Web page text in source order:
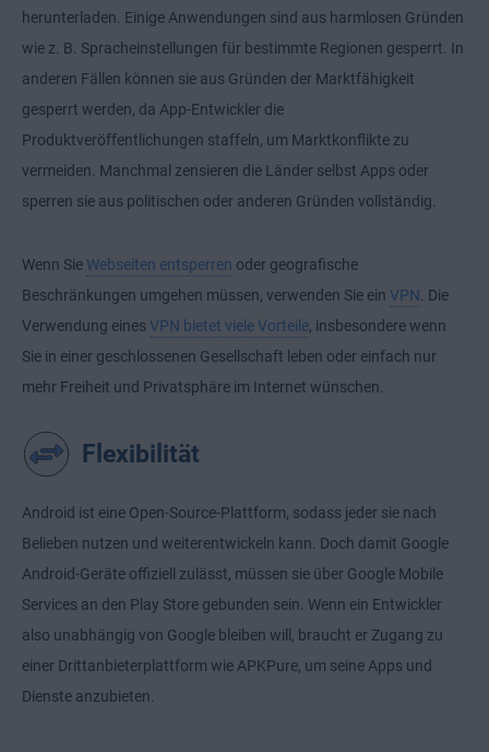
herunterladen. Einige Anwendungen sind aus harmlosen Gründen
wie z. B. Spracheinstellungen für bestimmte Regionen gesperrt. In
anderen Fällen können sie aus Gründen der Marktfähigkeit
gesperrt werden, da App-Entwickler die
Produktveröffentlichungen staffeln, um Marktkonflikte zu
vermeiden. Manchmal zensieren die Länder selbst Apps oder
sperren sie aus politischen oder anderen Gründen vollständig.
Wenn Sie Webseiten entsperren oder geografische
Beschränkungen umgehen müssen, verwenden Sie ein VPN. Die
Verwendung eines VPN bietet viele Vorteile, insbesondere wenn
Sie in einer geschlossenen Gesellschaft leben oder einfach nur
mehr Freiheit und Privatsphäre im Internet wünschen.
Flexibilität
Android ist eine Open-Source-Plattform, sodass jeder sie nach
Belieben nutzen und weiterentwickeln kann. Doch damit Google
Android-Geräte offiziell zulässt, müssen sie über Google Mobile
Services an den Play Store gebunden sein. Wenn ein Entwickler
also unabhängig von Google bleiben will, braucht er Zugang zu
einer Drittanbieterplattform wie APKPure, um seine Apps und
Dienste anzubieten.